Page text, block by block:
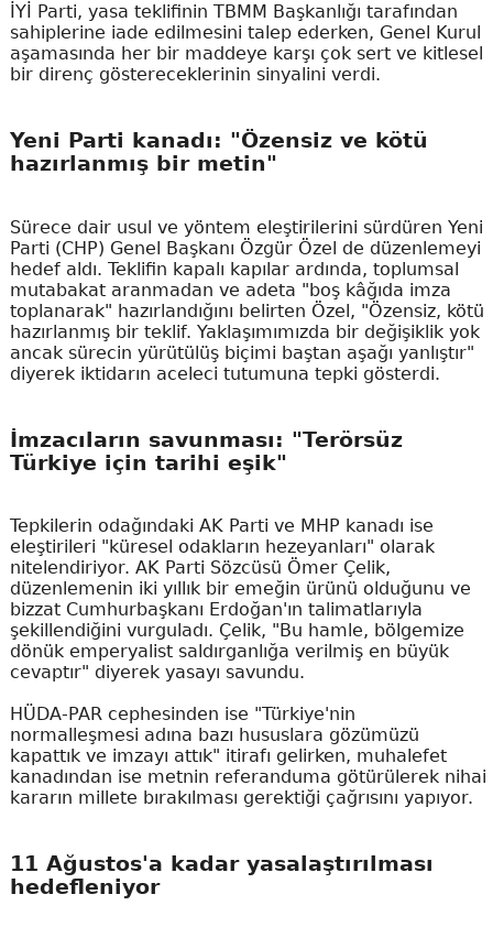
İYİ Parti, yasa teklifinin TBMM Başkanlığı tarafından
sahiplerine iade edilmesini talep ederken, Genel Kurul
aşamasında her bir maddeye karşı çok sert ve kitlesel
bir direnç göstereceklerinin sinyalini verdi.
Yeni Parti kanadı: "Özensiz ve kötü
hazırlanmış bir metin"
Sürece dair usul ve yöntem eleştirilerini sürdüren Yeni
Parti (CHP) Genel Başkanı Özgür Özel de düzenlemeyi
hedef aldı. Teklifin kapalı kapılar ardında, toplumsal
mutabakat aranmadan ve adeta "boş kâğıda imza
toplanarak" hazırlandığını belirten Özel, "Özensiz, kötü
hazırlanmış bir teklif. Yaklaşımımızda bir değişiklik yok
ancak sürecin yürütülüş biçimi baştan aşağı yanlıştır"
diyerek iktidarın aceleci tutumuna tepki gösterdi.
İmzacıların savunması: "Terörsüz
Türkiye için tarihi eşik"
Tepkilerin odağındaki AK Parti ve MHP kanadı ise
eleştirileri "küresel odakların hezeyanları" olarak
nitelendiriyor. AK Parti Sözcüsü Ömer Çelik,
düzenlemenin iki yıllık bir emeğin ürünü olduğunu ve
bizzat Cumhurbaşkanı Erdoğan'ın talimatlarıyla
şekillendiğini vurguladı. Çelik, "Bu hamle, bölgemize
dönük emperyalist saldırganlığa verilmiş en büyük
cevaptır" diyerek yasayı savundu.
HÜDA-PAR cephesinden ise "Türkiye'nin
normalleşmesi adına bazı hususlara gözümüzü
kapattık ve imzayı attık" itirafı gelirken, muhalefet
kanadından ise metnin referanduma götürülerek nihai
kararın millete bırakılması gerektiği çağrısını yapıyor.
11 Ağustos'a kadar yasalaştırılması
hedefleniyor